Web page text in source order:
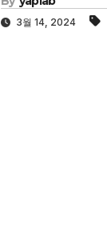
3월 14, 2024